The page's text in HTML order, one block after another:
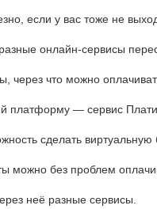
если у вас тоже не
онлайн-сервисы
через что можно
платформу — сервис
сделать виртуальную
можно без проблем
неё разные сервисы.